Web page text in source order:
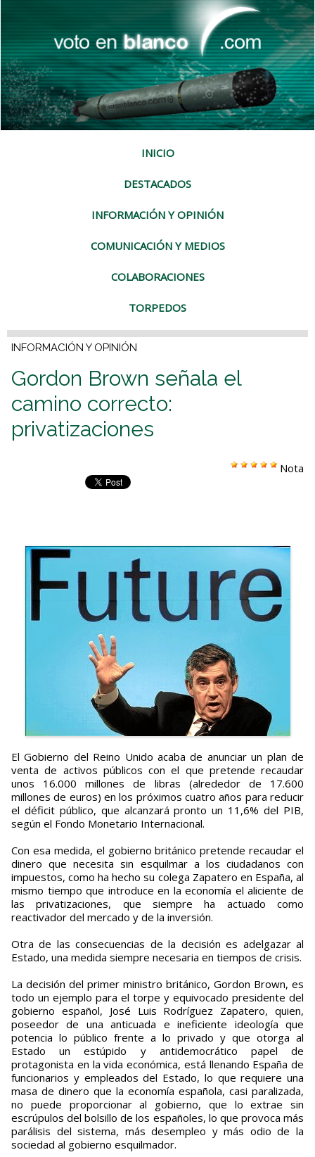
INICIO
DESTACADOS
INFORMACIÓN Y OPINIÓN
COMUNICACIÓN Y MEDIOS
COLABORACIONES
TORPEDOS
INFORMACIÓN Y OPINIÓN
Gordon Brown señala el
camino correcto:
privatizaciones
Nota
El Gobierno del Reino Unido acaba de anunciar un plan de
venta de activos públicos con el que pretende recaudar
unos 16.000 millones de libras (alrededor de 17.600
millones de euros) en los próximos cuatro años para reducir
el déficit público, que alcanzará pronto un 11,6% del PIB,
según el Fondo Monetario Internacional.
Con esa medida, el gobierno británico pretende recaudar el
dinero que necesita sin esquilmar a los ciudadanos con
impuestos, como ha hecho su colega Zapatero en España, al
mismo tiempo que introduce en la economía el aliciente de
las privatizaciones, que siempre ha actuado como
reactivador del mercado y de la inversión.
Otra de las consecuencias de la decisión es adelgazar al
Estado, una medida siempre necesaria en tiempos de crisis.
La decisión del primer ministro británico, Gordon Brown, es
todo un ejemplo para el torpe y equivocado presidente del
gobierno español, José Luis Rodríguez Zapatero, quien,
poseedor de una anticuada e ineficiente ideología que
potencia lo público frente a lo privado y que otorga al
Estado un estúpido y antidemocrático papel de
protagonista en la vida económica, está llenando España de
funcionarios y empleados del Estado, lo que requiere una
masa de dinero que la economía española, casi paralizada,
no puede proporcionar al gobierno, que lo extrae sin
escrúpulos del bolsillo de los españoles, lo que provoca más
parálisis del sistema, más desempleo y más odio de la
sociedad al gobierno esquilmador.